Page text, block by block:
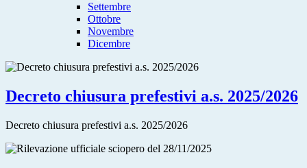
Settembre
Ottobre
Novembre
Dicembre
Decreto chiusura prefestivi a.s. 2025/2026
Decreto chiusura prefestivi a.s. 2025/2026